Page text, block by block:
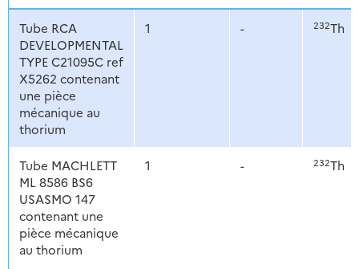
Tube RCA
DEVELOPMENTAL
TYPE C21095C ref
X5262 contenant
une pièce
mécanique au
thorium
1 - 232Th
Tube MACHLETT
ML 8586 BS6
USASMO 147
contenant une
pièce mécanique
au thorium
1 - 232Th